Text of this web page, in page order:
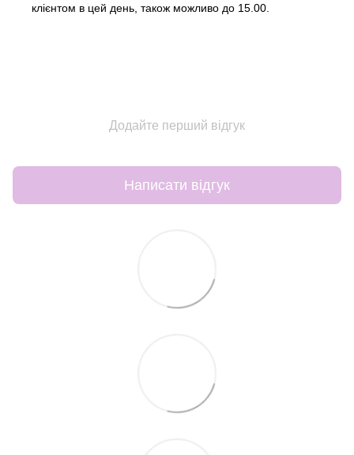
клієнтом в цей день, також можливо до 15.00.
Додайте перший відгук
Написати відгук